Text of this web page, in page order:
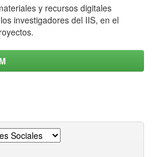
y recursos digitales
investigadores del IIS, en el